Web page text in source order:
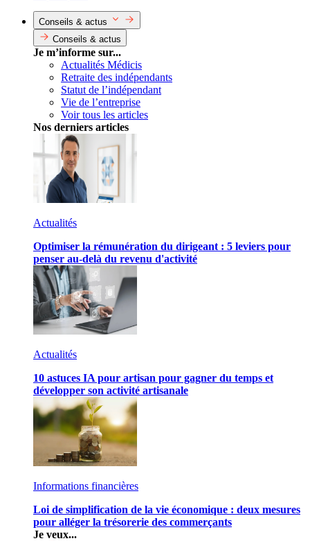
Conseils & actus
Conseils & actus
Je m’informe sur...
Actualités Médicis
Retraite des indépendants
Statut de l’indépendant
Vie de l’entreprise
Voir tous les articles
Nos derniers articles
Actualités
Optimiser la rémunération du dirigeant : 5 leviers pour
penser au-delà du revenu d'activité
Actualités
10 astuces IA pour artisan pour gagner du temps et
développer son activité artisanale
Informations financières
Loi de simplification de la vie économique : deux mesures
pour alléger la trésorerie des commerçants
Je veux...